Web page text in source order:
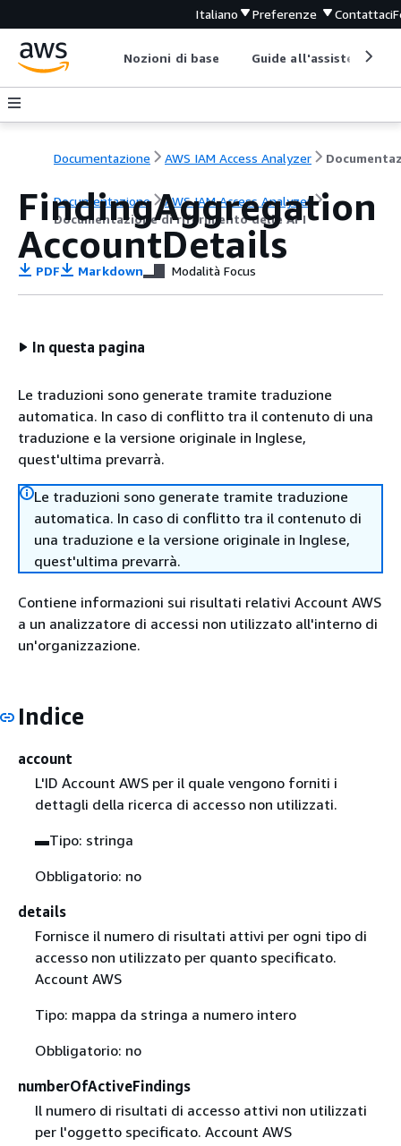
Italiano Preferenze Contattaci
Nozioni di base Guide all'assistenza
Documentazione AWS IAM Access Analyzer
Documentazione
AWS IAM Access Analyzer
Documentazione di riferimento delle API
FindingAggregation
AccountDetails
PDF Markdown Modalità Focus
In questa pagina
Le traduzioni sono generate tramite traduzione
automatica. In caso di conflitto tra il contenuto di una
traduzione e la versione originale in Inglese,
quest'ultima prevarrà.
Le traduzioni sono generate tramite traduzione
automatica. In caso di conflitto tra il contenuto di
una traduzione e la versione originale in Inglese,
quest'ultima prevarrà.
Contiene informazioni sui risultati relativi Account AWS
a un analizzatore di accessi non utilizzato all'interno di
un'organizzazione.
Indice
account
L'ID Account AWS per il quale vengono forniti i
dettagli della ricerca di accesso non utilizzati.
▬Tipo: stringa
Obbligatorio: no
details
Fornisce il numero di risultati attivi per ogni tipo di
accesso non utilizzato per quanto specificato.
Account AWS
Tipo: mappa da stringa a numero intero
Obbligatorio: no
numberOfActiveFindings
Il numero di risultati di accesso attivi non utilizzati
per l'oggetto specificato. Account AWS